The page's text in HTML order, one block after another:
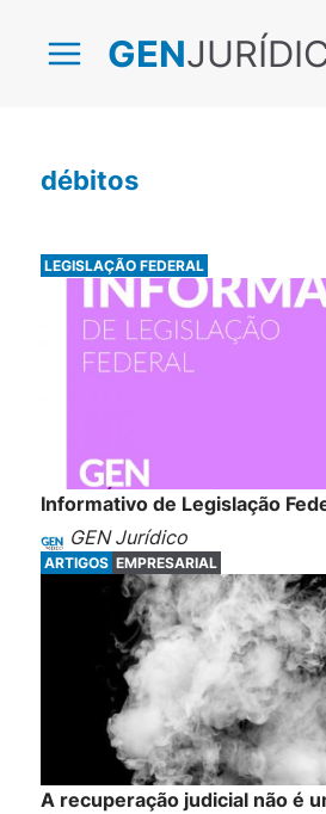
GEN
débitos
LEGISLAÇÃO FEDERAL
Informativo de Legislação
GEN Jurídico
ARTIGOS EMPRESARIAL
A recuperação judicial não é